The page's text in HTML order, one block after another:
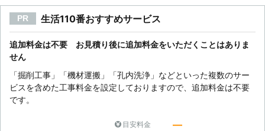
PR 生活110番おすすめサービス
追加料金は不要 お見積り後に追加料金をいただくことはありま
せん
「掘削工事」「機材運搬」「孔内洗浄」などといった複数のサー
ビスを含めた工事料金を設定しておりますので、追加料金は不要
です。
目安料金 ―